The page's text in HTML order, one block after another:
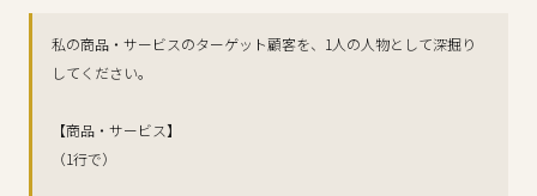
私の商品・サービスのターゲット顧客を、1人の人物として深掘り
してください。
【商品・サービス】
（1行で）